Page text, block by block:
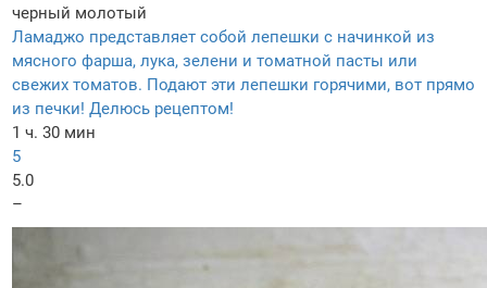
черный молотый
Ламаджо представляет собой лепешки с начинкой из
мясного фарша, лука, зелени и томатной пасты или
свежих томатов. Подают эти лепешки горячими, вот прямо
из печки! Делюсь рецептом!
1 ч. 30 мин
5
5.0
–